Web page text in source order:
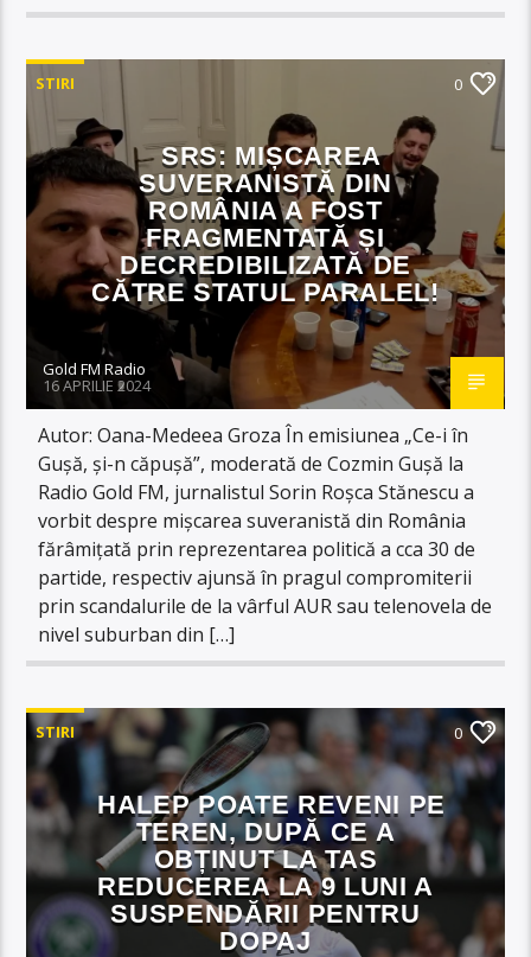
STIRI 0
SRS: MIȘCAREA
SUVERANISTĂ DIN
ROMÂNIA A FOST
FRAGMENTATĂ ȘI
DECREDIBILIZATĂ DE
CĂTRE STATUL PARALEL!
Gold FM Radio
16 APRILIE 2024
Autor: Oana-Medeea Groza În emisiunea „Ce-i în
Gușă, și-n căpușă”, moderată de Cozmin Gușă la
Radio Gold FM, jurnalistul Sorin Roșca Stănescu a
vorbit despre mișcarea suveranistă din România
fărâmițată prin reprezentarea politică a cca 30 de
partide, respectiv ajunsă în pragul compromiterii
prin scandalurile de la vârful AUR sau telenovela de
nivel suburban din […]
STIRI 0
HALEP POATE REVENI PE
TEREN, DUPĂ CE A
OBȚINUT LA TAS
REDUCEREA LA 9 LUNI A
SUSPENDĂRII PENTRU
DOPAJ